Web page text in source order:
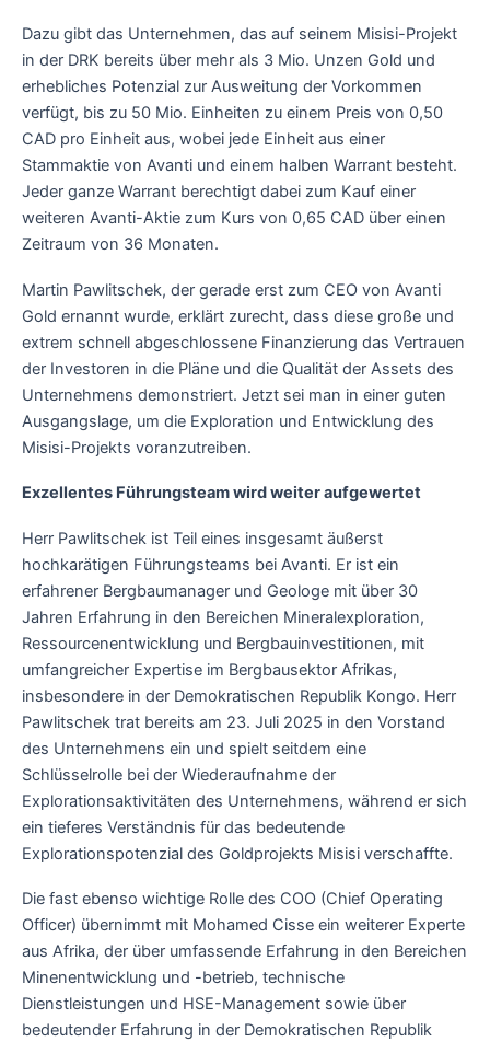
Dazu gibt das Unternehmen, das auf seinem Misisi-Projekt
in der DRK bereits über mehr als 3 Mio. Unzen Gold und
erhebliches Potenzial zur Ausweitung der Vorkommen
verfügt, bis zu 50 Mio. Einheiten zu einem Preis von 0,50
CAD pro Einheit aus, wobei jede Einheit aus einer
Stammaktie von Avanti und einem halben Warrant besteht.
Jeder ganze Warrant berechtigt dabei zum Kauf einer
weiteren Avanti-Aktie zum Kurs von 0,65 CAD über einen
Zeitraum von 36 Monaten.
Martin Pawlitschek, der gerade erst zum CEO von Avanti
Gold ernannt wurde, erklärt zurecht, dass diese große und
extrem schnell abgeschlossene Finanzierung das Vertrauen
der Investoren in die Pläne und die Qualität der Assets des
Unternehmens demonstriert. Jetzt sei man in einer guten
Ausgangslage, um die Exploration und Entwicklung des
Misisi-Projekts voranzutreiben.
Exzellentes Führungsteam wird weiter aufgewertet
Herr Pawlitschek ist Teil eines insgesamt äußerst
hochkarätigen Führungsteams bei Avanti. Er ist ein
erfahrener Bergbaumanager und Geologe mit über 30
Jahren Erfahrung in den Bereichen Mineralexploration,
Ressourcenentwicklung und Bergbauinvestitionen, mit
umfangreicher Expertise im Bergbausektor Afrikas,
insbesondere in der Demokratischen Republik Kongo. Herr
Pawlitschek trat bereits am 23. Juli 2025 in den Vorstand
des Unternehmens ein und spielt seitdem eine
Schlüsselrolle bei der Wiederaufnahme der
Explorationsaktivitäten des Unternehmens, während er sich
ein tieferes Verständnis für das bedeutende
Explorationspotenzial des Goldprojekts Misisi verschaffte.
Die fast ebenso wichtige Rolle des COO (Chief Operating
Officer) übernimmt mit Mohamed Cisse ein weiterer Experte
aus Afrika, der über umfassende Erfahrung in den Bereichen
Minenentwicklung und -betrieb, technische
Dienstleistungen und HSE-Management sowie über
bedeutender Erfahrung in der Demokratischen Republik